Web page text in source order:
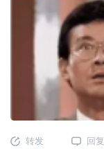
转发 回复